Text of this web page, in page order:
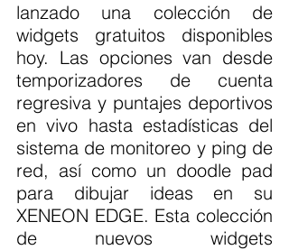
lanzado una colección de
widgets gratuitos disponibles
hoy. Las opciones van desde
temporizadores de cuenta
regresiva y puntajes deportivos
en vivo hasta estadísticas del
sistema de monitoreo y ping de
red, así como un doodle pad
para dibujar ideas en su
XENEON EDGE. Esta colección
de nuevos widgets